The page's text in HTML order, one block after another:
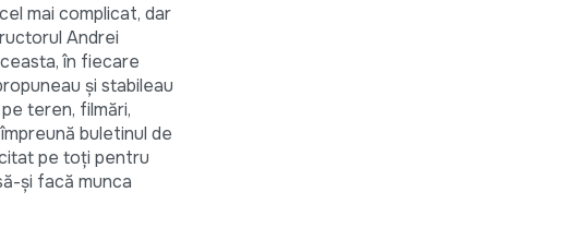
mai complicat, dar
Andrei
în fiecare
și stabileau
teren, filmări,
buletinul de
pe toți pentru
și facă munca